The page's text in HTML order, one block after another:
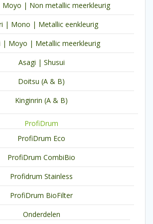
Moyo | Non metallic meerkleurig
| Mono | Metallic eenkleurig
| Moyo | Metallic meerkleurig
Asagi | Shusui
Doitsu (A & B)
Kinginrin (A & B)
ProfiDrum
ProfiDrum Eco
ProfiDrum CombiBio
Profidrum Stainless
ProfiDrum BioFilter
Onderdelen